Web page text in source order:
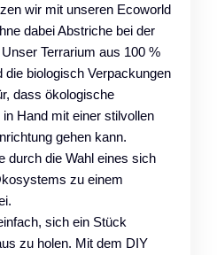
wir mit unseren Ecoworld
dabei Abstriche bei der
Terrarium aus 100 %
biologisch Verpackungen
dass ökologische
Hand mit einer stilvollen
gehen kann.
durch die Wahl eines sich
zu einem
sich ein Stück
zu holen. Mit dem DIY